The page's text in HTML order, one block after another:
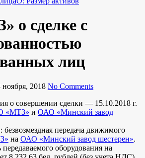
о сделке с
лиц
ноября, 2018 No Comments
о совершении сделки — 15.10.2018 г.
«МТЗ» и ОАО «Минский завод
передача движимого
на ОАО «Минский завод шестерен».
оборудования на